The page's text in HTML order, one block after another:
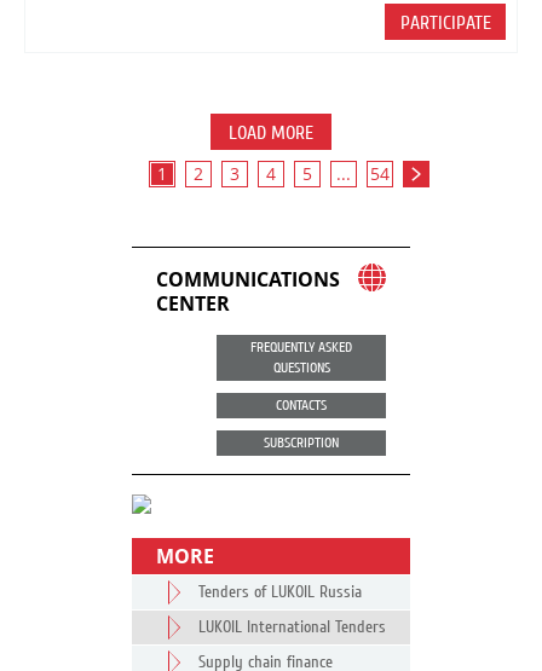
PARTICIPATE
LOAD MORE
1 2 3 4 5 ... 54
COMMUNICATIONS
CENTER
FREQUENTLY ASKED
QUESTIONS
CONTACTS
SUBSCRIPTION
MORE
Tenders of LUKOIL Russia
LUKOIL International Tenders
Supply chain finance